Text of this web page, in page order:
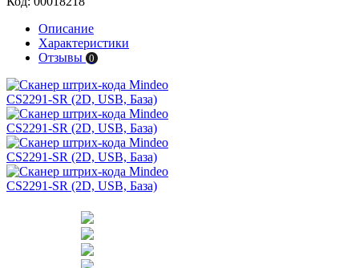
Описание
Характеристики
Отзывы 0